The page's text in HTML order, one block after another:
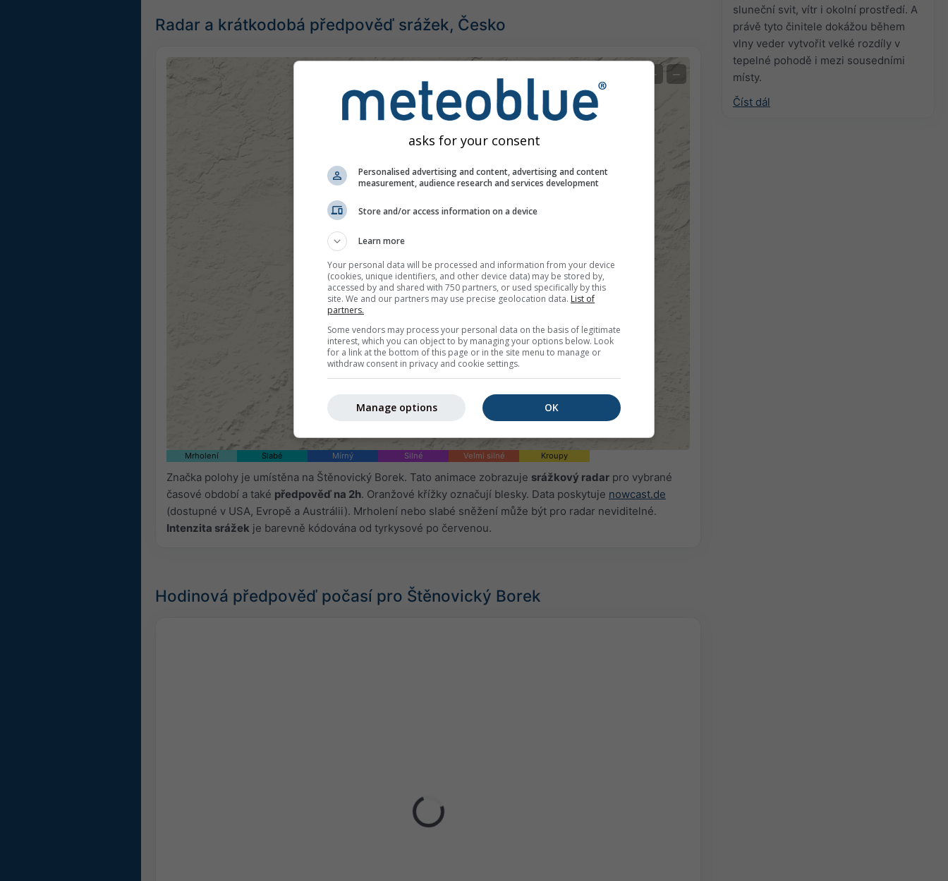
sluneční svit, vítr i okolní prostředí. A
právě tyto činitele dokážou během
vlny veder vytvořit velké rozdíly v
tepelné pohodě i mezi sousedními
místy.
Číst dál
Radar a krátkodobá předpověď srážek, Česko
+ −
Mrholení Slabé Mírný Silné Velmi silné Kroupy
Značka polohy je umístěna na Štěnovický Borek. Tato animace zobrazuje srážkový radar pro vybrané
časové období a také předpověď na 2h. Oranžové křížky označují blesky. Data poskytuje nowcast.de
(dostupné v USA, Evropě a Austrálii). Mrholení nebo slabé sněžení může být pro radar neviditelné.
Intenzita srážek je barevně kódována od tyrkysové po červenou.
Hodinová předpověď počasí pro Štěnovický Borek
asks for your consent
Personalised advertising and content, advertising and content
measurement, audience research and services development
Store and/or access information on a device
Learn more
Your personal data will be processed and information from your device
(cookies, unique identifiers, and other device data) may be stored by,
accessed by and shared with 750 partners, or used specifically by this
site. We and our partners may use precise geolocation data. List of
partners.
Some vendors may process your personal data on the basis of legitimate
interest, which you can object to by managing your options below. Look
for a link at the bottom of this page or in the site menu to manage or
withdraw consent in privacy and cookie settings.
OK
Manage options